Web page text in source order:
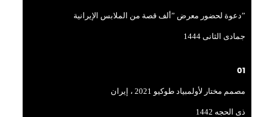
دعوة لحضور معرض ”ألف قصة من الملابس الإيرانية”
جمادی الثانی 1444
01
مصمم مختار لأولمبياد طوكيو 2021 ، إير ان
ذی الحجه 1442